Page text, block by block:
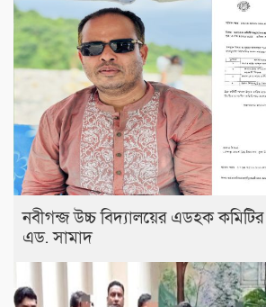
নবীগন্জ উচ্চ বিদ্যালয়ের এডহক
এড. সামাদ